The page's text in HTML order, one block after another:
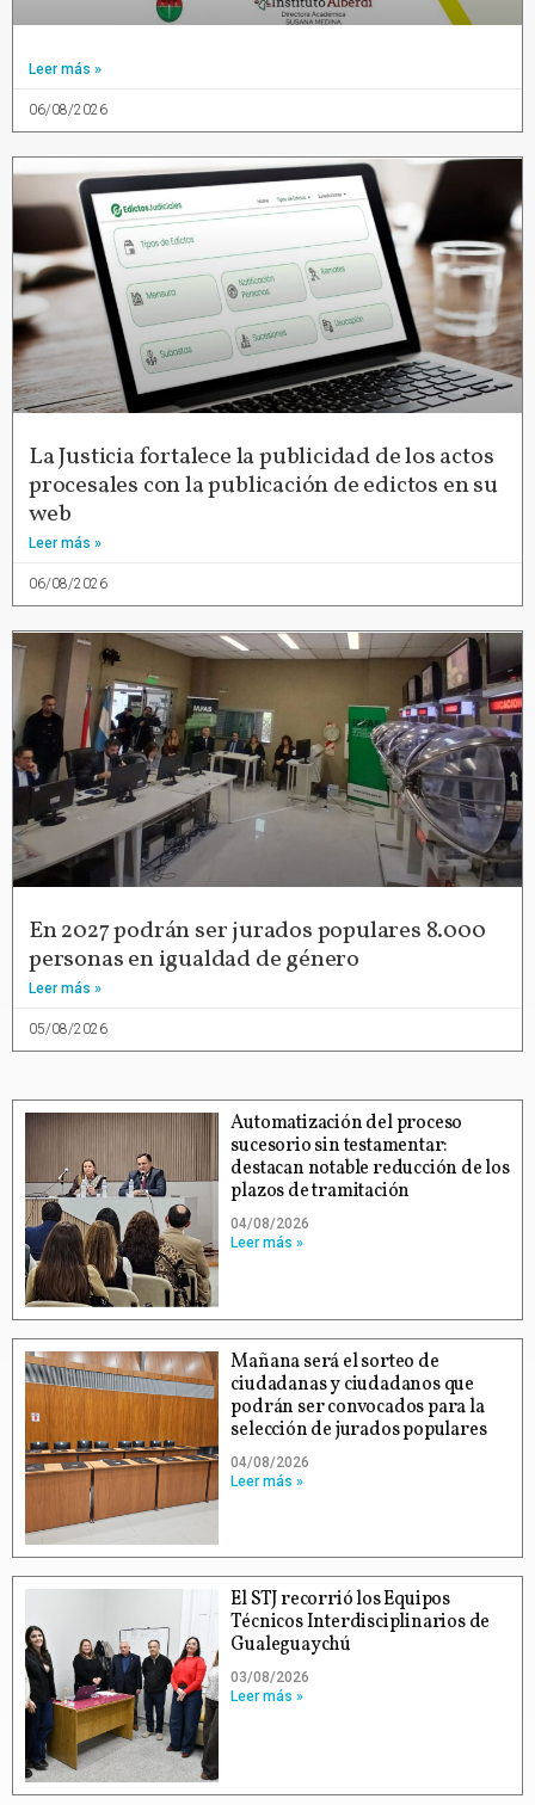
Leer más »
06/08/2026
La Justicia fortalece la publicidad de los actos
procesales con la publicación de edictos en su
web
Leer más »
06/08/2026
En 2027 podrán ser jurados populares 8.000
personas en igualdad de género
Leer más »
05/08/2026
Automatización del proceso
sucesorio sin testamentar:
destacan notable reducción de los
plazos de tramitación
04/08/2026
Leer más »
Mañana será el sorteo de
ciudadanas y ciudadanos que
podrán ser convocados para la
selección de jurados populares
04/08/2026
Leer más »
El STJ recorrió los Equipos
Técnicos Interdisciplinarios de
Gualeguaychú
03/08/2026
Leer más »